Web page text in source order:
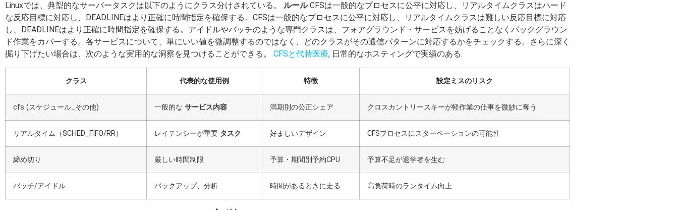
Linuxでは、典型的なサーバータスクは以下のようにクラス分けされている。 ルールCFSは一般的なプロセスに公平に対応し、リアルタイムクラスはハード
な反応目標に対応し、DEADLINEはより正確に時間指定を確保する。CFSは一般的なプロセスに公平に対応し、リアルタイムクラスは難しい反応目標に対応
し、DEADLINEはより正確に時間指定を確保する。アイドルやバッチのような専門クラスは、フォアグラウンド・サービスを妨げることなくバックグラウン
ド作業をカバーする。各サービスについて、単にいい値を微調整するのではなく、どのクラスがその通信パターンに対応するかをチェックする。さらに深く
掘り下げたい場合は、次のような実用的な洞察を見つけることができる。 CFSと代替医療, 日常的なホスティングで実績のある.
クラス 代表的な使用例 特徴 設定ミスのリスク
cfs (スケジュール_その他) 一般的な サービス内容 満期別の公正シェア クロスカントリースキーが軽作業の仕事を微妙に奪う
リアルタイム（SCHED_FIFO/RR） レイテンシーが重要 タスク 好ましいデザイン CFSプロセスにスターベーションの可能性
締め切り 厳しい時間制限 予算・期間別予約CPU 予算不足が退学者を生む
バッチ/アイドル バックアップ、分析 時間があるときに走る 高負荷時のランタイム向上